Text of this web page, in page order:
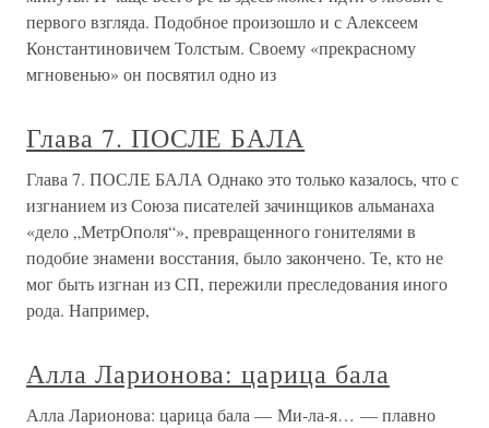
первого взгляда. Подобное произошло и с Алексеем
Константиновичем Толстым. Своему «прекрасному
мгновенью» он посвятил одно из
Глава 7. ПОСЛЕ БАЛА
Глава 7. ПОСЛЕ БАЛА Однако это только казалось, что с
изгнанием из Союза писателей зачинщиков альманаха
«дело „МетрОполя“», превращенного гонителями в
подобие знамени восстания, было закончено. Те, кто не
мог быть изгнан из СП, пережили преследования иного
рода. Например,
Алла Ларионова: царица бала
Алла Ларионова: царица бала — Ми-ла-я… — плавно